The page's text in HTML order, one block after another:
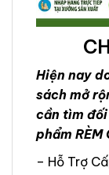
Hiện nay
sách mở
cần tìm
phẩm RÈM
– Hỗ Trợ